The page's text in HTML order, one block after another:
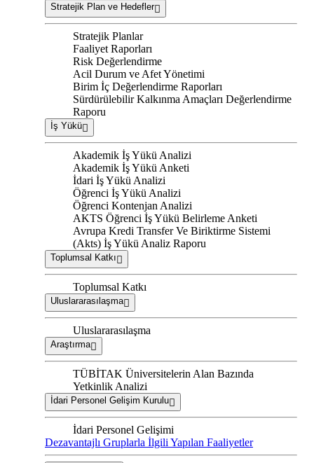
Stratejik Plan ve Hedefler
Stratejik Planlar
Faaliyet Raporları
Risk Değerlendirme
Acil Durum ve Afet Yönetimi
Birim İç Değerlendirme Raporları
Sürdürülebilir Kalkınma Amaçları Değerlendirme
Raporu
İş Yükü
Akademik İş Yükü Analizi
Akademik İş Yükü Anketi
İdari İş Yükü Analizi
Öğrenci İş Yükü Analizi
Öğrenci Kontenjan Analizi
AKTS Öğrenci İş Yükü Belirleme Anketi
Avrupa Kredi Transfer Ve Biriktirme Sistemi
(Akts) İş Yükü Analiz Raporu
Toplumsal Katkı
Toplumsal Katkı
Uluslararasılaşma
Uluslararasılaşma
Araştırma
TÜBİTAK Üniversitelerin Alan Bazında
Yetkinlik Analizi
İdari Personel Gelişim Kurulu
İdari Personel Gelişimi
Dezavantajlı Gruplarla İlgili Yapılan Faaliyetler